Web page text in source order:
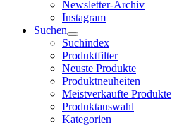
Newsletter-Archiv
Instagram
Suchen
Suchindex
Produktfilter
Neuste Produkte
Produktneuheiten
Meistverkaufte Produkte
Produktauswahl
Kategorien